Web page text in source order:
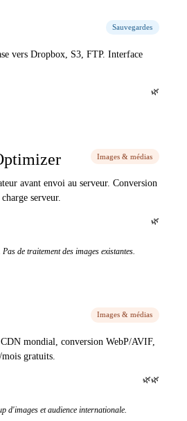
Sauvegardes
vers Dropbox, S3, FTP. Interface
🌿
Images & médias
avant envoi au serveur. Conversion
serveur.
🌿
de traitement des images existantes.
Images & médias
mondial, conversion WebP/AVIF,
gratuits.
🌿🌿
d'images et audience internationale.